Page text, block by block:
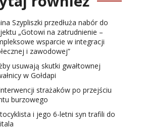
Szypliszki przedłuża nabór do
„Gotowi na zatrudnienie –
wsparcie w integracji
i zawodowej”
usuwają skutki gwałtownej
w Gołdapi
strażaków po przejściu
burzowego
i jego 6-letni syn trafili do